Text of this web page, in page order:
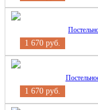
1 670 руб.
1 670 руб.